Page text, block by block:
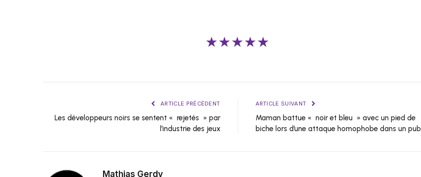
★★★★★
ARTICLE PRÉCÉDENT
Les développeurs noirs se sentent « rejetés » par
l’industrie des jeux
ARTICLE SUIVANT
Maman battue « noir et bleu » avec un pied de
biche lors d’une attaque homophobe dans un pub
Mathias Gerdy